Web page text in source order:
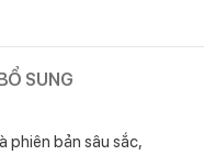
SUNG
phiên bản sâu sắc,